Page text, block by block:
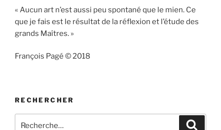
« Aucun art n’est aussi peu spontané que le mien. Ce
que je fais est le résultat de la réflexion et l’étude des
grands Maîtres. »
François Pagé © 2018
RECHERCHER